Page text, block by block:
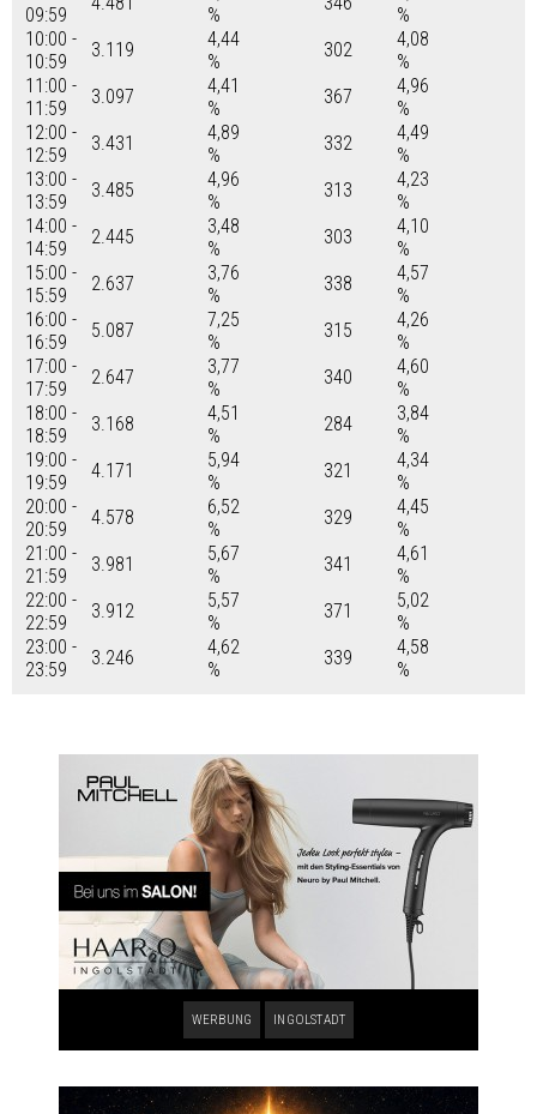
09:59
%
%
10:00 -
10:59
3.119
4,44
%
302
4,08
%
11:00 -
11:59
3.097
4,41
%
367
4,96
%
12:00 -
12:59
3.431
4,89
%
332
4,49
%
13:00 -
13:59
3.485
4,96
%
313
4,23
%
14:00 -
14:59
2.445
3,48
%
303
4,10
%
15:00 -
15:59
2.637
3,76
%
338
4,57
%
16:00 -
16:59
5.087
7,25
%
315
4,26
%
17:00 -
17:59
2.647
3,77
%
340
4,60
%
18:00 -
18:59
3.168
4,51
%
284
3,84
%
19:00 -
19:59
4.171
5,94
%
321
4,34
%
20:00 -
20:59
4.578
6,52
%
329
4,45
%
21:00 -
21:59
3.981
5,67
%
341
4,61
%
22:00 -
22:59
3.912
5,57
%
371
5,02
%
23:00 -
23:59
3.246
4,62
%
339
4,58
%
WERBUNG INGOLSTADT